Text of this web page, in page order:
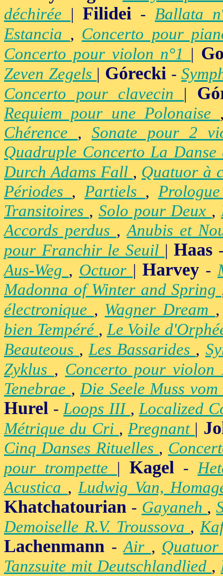
déchirée |Filidei - Ballata
Estancia , Concerto pour
Concerto pour violon n°1 |
Zeven Zegels | Górecki-
Concerto pour clavecin |
Requiem pour une Polonaise
Chérence , Sonate pour 2
Quadruple Concerto La
Durch Adams Fall , Quatuor à
Périodes , Partiels ,
Transitoires , Solo pour Deux ,
Accords perdus ,Anubis et
pour Franchir le Seuil |Haas
Aus-Weg , Octuor |Harvey -
Madonna of Winter and Spring
électronique , Wagner Dream
bien Tempéré ,Le Voile
Beauteous ,Les Bassarides ,
Zyklus , Concerto pour
Tenebrae ,Die Seele Muss
Hurel -Loops III ,Localized
Métrique du Cri ,Pregnant |
Cinq Danses Rituelles ,
pour trompette | Kagel -
Acustica ,Ludwig Van,
Khatchatourian - Gayaneh ,
Demoiselle R.V. Troussova ,
Lachenmann -Air ,
Tanzsuite mit Deutschlandlied ,